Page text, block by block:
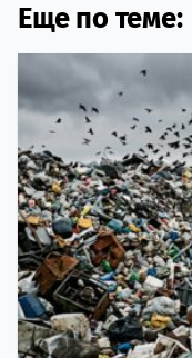
Еще по теме: